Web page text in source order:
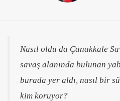
Nasıl oldu da Çanakkale
savaş alanında bulunan
burada yer aldı, nasıl bir
kim koruyor?